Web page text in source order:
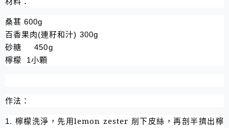
桑葚 600g
百香果肉(連籽和汁) 300g
砂糖 450g
檸檬 1小顆
作法：
1. 檸檬洗淨，先用lemon zester 削下皮絲，再剖半擠出檸